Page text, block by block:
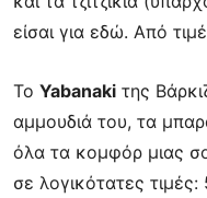
είσαι για εδώ. Από
Το Yabanaki της
αμμουδιά του, τα
όλα τα κομφόρ μιας
σε λογικότατες